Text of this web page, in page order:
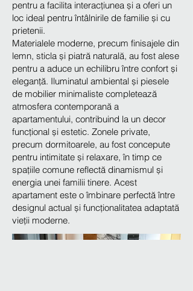
pentru a facilita interacțiunea și a oferi un
loc ideal pentru întâlnirile de familie și cu
prietenii.
Materialele moderne, precum finisajele din
lemn, sticla și piatră naturală, au fost alese
pentru a aduce un echilibru între confort și
eleganță. Iluminatul ambiental și piesele
de mobilier minimaliste completează
atmosfera contemporană a
apartamentului, contribuind la un decor
funcțional și estetic. Zonele private,
precum dormitoarele, au fost concepute
pentru intimitate și relaxare, în timp ce
spațiile comune reflectă dinamismul și
energia unei familii tinere. Acest
apartament este o îmbinare perfectă între
designul actual și funcționalitatea adaptată
vieții moderne.